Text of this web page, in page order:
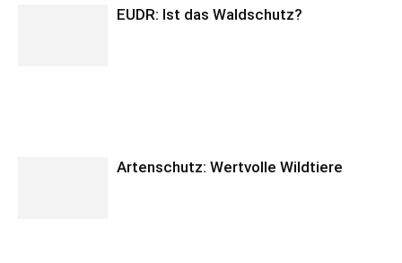
EUDR: Ist das Waldschutz?
Artenschutz: Wertvolle Wildtiere